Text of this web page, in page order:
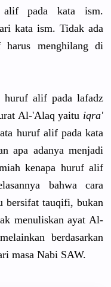
alif pada kata ism.
kata ism. Tidak ada
menghilang di
huruf alif pada lafadz
Al-'Alaq yaitu iqra'
huruf alif pada kata
apa adanya menjadi
bahwa cara
bersifat tauqifi, bukan
menuliskan ayat Al-
berdasarkan
masa Nabi SAW.